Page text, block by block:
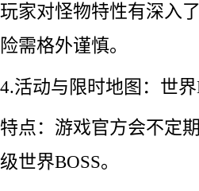
玩家对怪物特性有深入
险需格外谨慎。
4.活动与限时地图：世
特点：游戏官方会不定
级世界BOSS。